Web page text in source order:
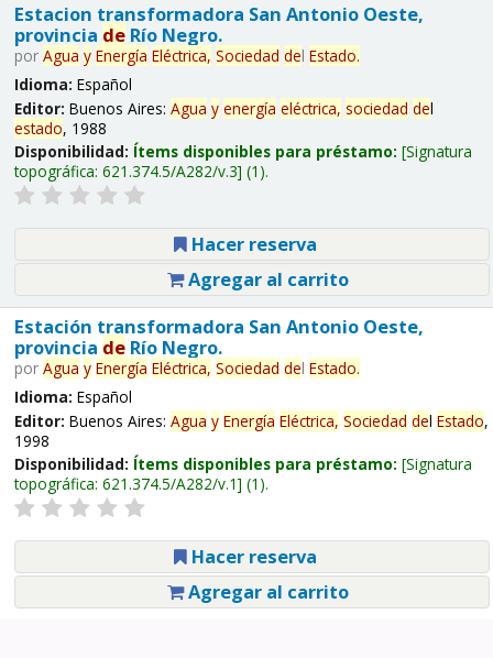
Estacion transformadora San Antonio Oeste,
provincia deRío Negro.
por Agua y Energía Eléctrica, Sociedad del Estado.
Idioma: Español
Editor: Buenos Aires: Agua y energía eléctrica, sociedad del
estado, 1988
Disponibilidad: Ítems disponibles para préstamo: Signatura
topográfica: 621.374.5/A282/v.3 (1).
Hacer reserva
Agregar al carrito
Estación transformadora San Antonio Oeste,
provincia deRío Negro.
por Agua y Energía Eléctrica, Sociedad del Estado.
Idioma: Español
Editor: Buenos Aires: Agua y Energía Eléctrica, Sociedad del Estado,
1998
Disponibilidad: Ítems disponibles para préstamo: Signatura
topográfica: 621.374.5/A282/v.1 (1).
Hacer reserva
Agregar al carrito